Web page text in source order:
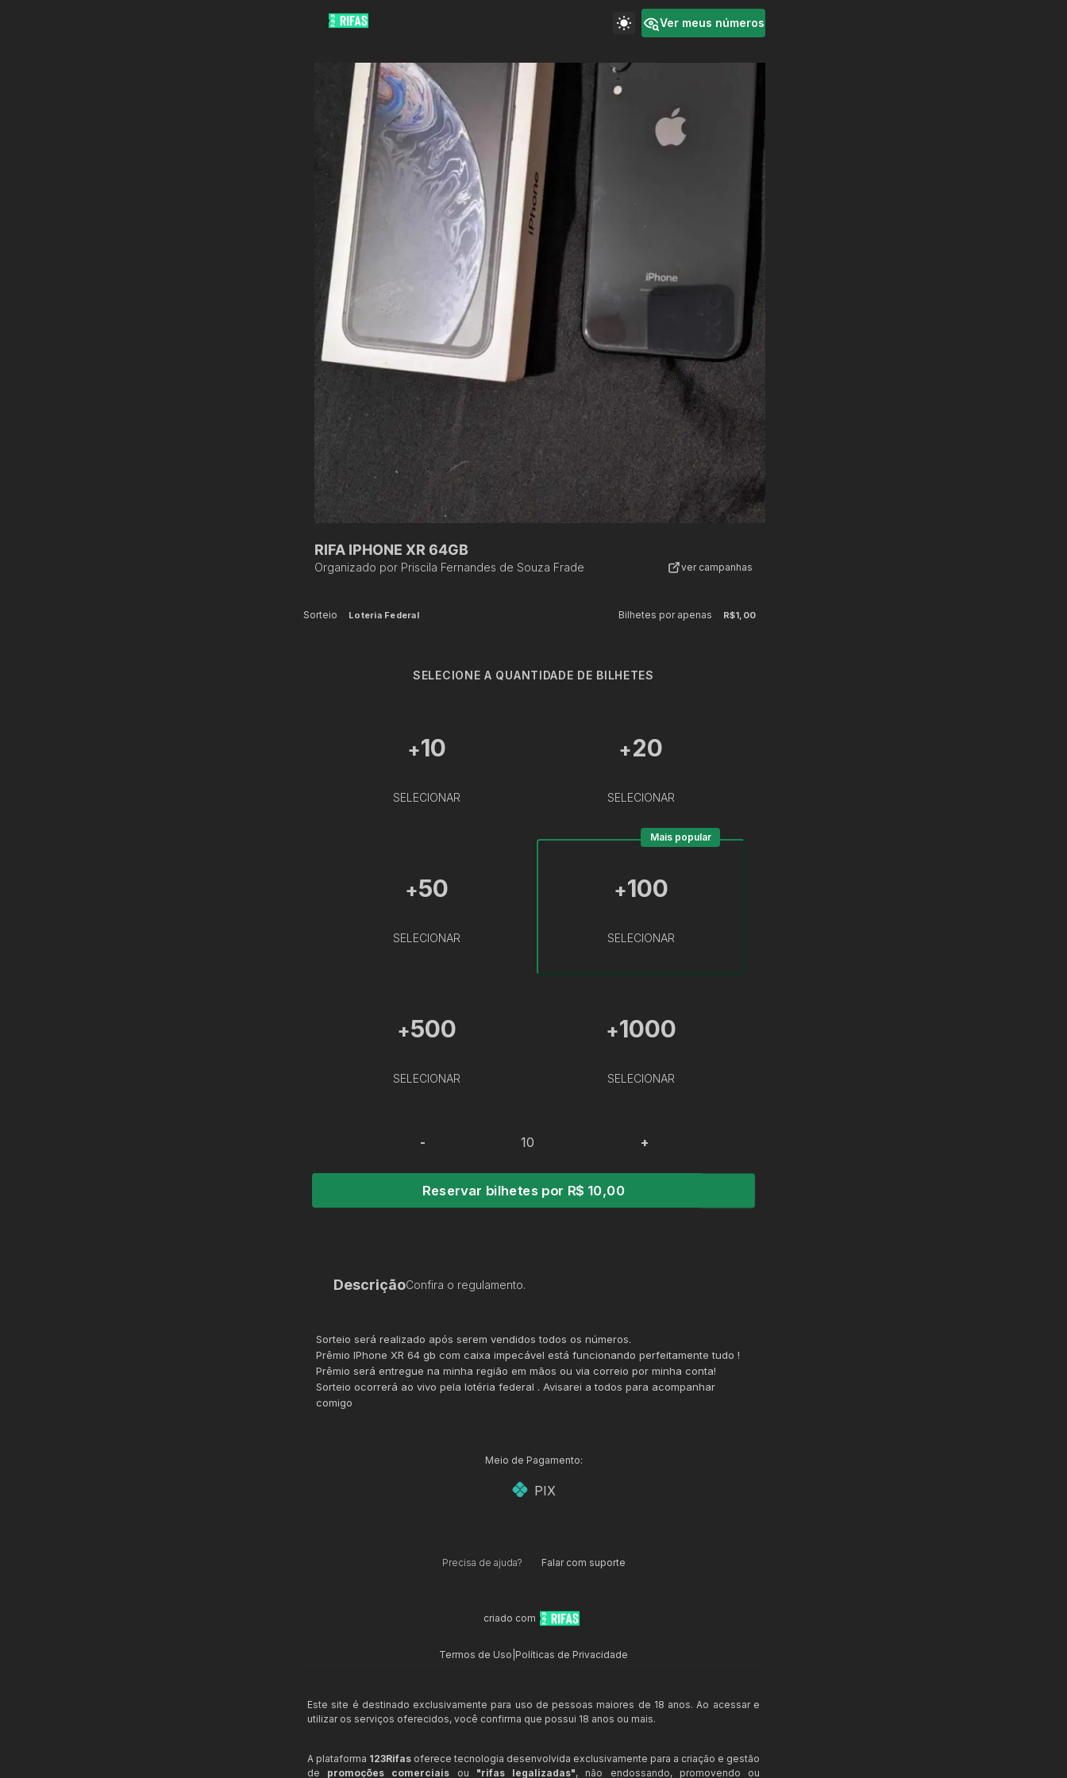
Ver meus números
RIFA IPHONE XR 64GB
Organizado por Priscila Fernandes de Souza Frade ver campanhas
Sorteio Loteria Federal Bilhetes por apenas R$1,00
SELECIONE A QUANTIDADE DE BILHETES
+10
SELECIONAR
+20
SELECIONAR
+50
SELECIONAR
+100
SELECIONAR
Mais popular
+500
SELECIONAR
+1000
SELECIONAR
- +
Reservar bilhetes por R$ 10,00
DescriçãoConfira o regulamento.
Sorteio será realizado após serem vendidos todos os números.
Prêmio IPhone XR 64 gb com caixa impecável está funcionando perfeitamente tudo !
Prêmio será entregue na minha região em mãos ou via correio por minha conta!
Sorteio ocorrerá ao vivo pela lotéria federal . Avisarei a todos para acompanhar
comigo
Meio de Pagamento:
PIX
Precisa de ajuda? Falar com suporte
criado com
Termos de Uso Políticas de Privacidade
Este site é destinado exclusivamente para uso de pessoas maiores de 18 anos. Ao acessar e
utilizar os serviços oferecidos, você confirma que possui 18 anos ou mais.
A plataforma 123Rifas oferece tecnologia desenvolvida exclusivamente para a criação e gestão
de promoções comerciais ou "rifas legalizadas", não endossando, promovendo ou